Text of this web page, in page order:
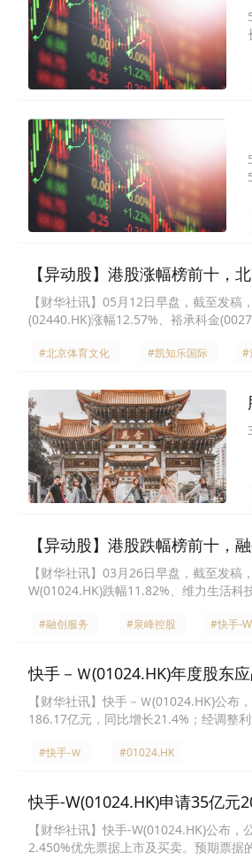
【异动股】港股涨幅榜前十，
【财华社讯】05月12日早盘，截至发
(02440.HK)涨幅12.57%、裕承科金
#北京体育文化 #凯知乐国际 #
【异动股】港股跌幅榜前十，
【财华社讯】03月26日早盘，截至发
W(01024.HK)跌幅11.82%、维力生活科
#融创服务 #泉峰控股 #快手-W
快手－Ｗ(01024.HK)年度股东
【财华社讯】快手－Ｗ(01024.HK)公
186.17亿元，同比增长21.4%；经调整
建立一个丰富而健康的直播生态系统
#快手-Ｗ #01024.HK
快手-W(01024.HK)申请35亿元
【财华社讯】快手-W(01024.HK)公布
2.450%优先票据上市及买卖。预期票据